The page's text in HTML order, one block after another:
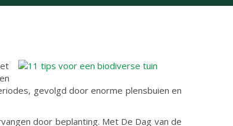
gevolgd door enorme plensbuien en
door beplanting. Met De Dag van de